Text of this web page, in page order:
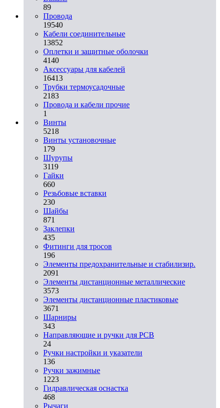
89
Провода
19540
Кабели соединительные
13852
Оплетки и защитные оболочки
4140
Аксессуары для кабелей
16413
Трубки термоусадочные
2183
Провода и кабели прочие
1
Винты
5218
Винты установочные
179
Шурупы
3119
Гайки
660
Резьбовые вставки
230
Шайбы
871
Заклепки
435
Фитинги для тросов
196
Элементы предохранительные и стабилизир.
2091
Элементы дистанционные металлические
3573
Элементы дистанционные пластиковые
3671
Шарниры
343
Направляющие и ручки для PCB
24
Ручки настройки и указатели
136
Ручки зажимные
1223
Гидравлическая оснастка
468
Рычаги